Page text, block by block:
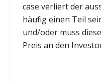
case verliert der
häufig einen Teil
und/oder muss
Preis an den